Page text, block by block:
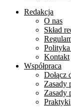
Redakcja
O nas
Skład
Kontakt
Współpraca
Dołącz
Zasady
Zasady
Praktyki